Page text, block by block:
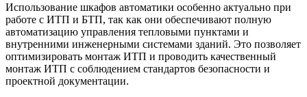
Использование шкафов автоматики особенно актуально при
работе с ИТП и БТП, так как они обеспечивают полную
автоматизацию управления тепловыми пунктами и
внутренними инженерными системами зданий. Это позволяет
оптимизировать монтаж ИТП и проводить качественный
монтаж ИТП с соблюдением стандартов безопасности и
проектной документации.